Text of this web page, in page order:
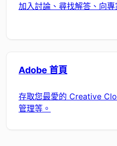
加入討論、尋找解答、向
Adobe 首頁
存取您最愛的 Creative
管理等。